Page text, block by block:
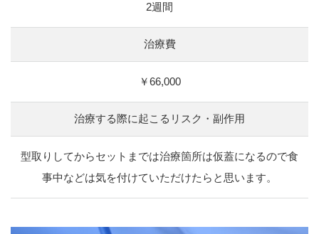
2週間
治療費
￥66,000
治療する際に起こる リスク・副作用
型取りしてからセットまでは治療箇所は仮蓋になるので食
事中などは気を付けていただけたらと思います。